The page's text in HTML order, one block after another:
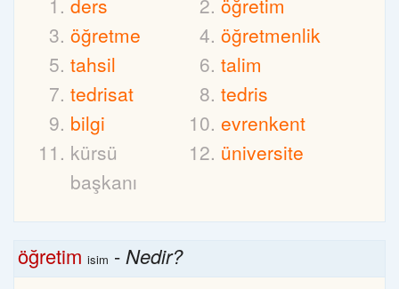
ders
öğretim
öğretme
öğretmenlik
tahsil
talim
tedrisat
tedris
bilgi
evrenkent
kürsü
başkanı
üniversite
öğretim isim -Nedir?